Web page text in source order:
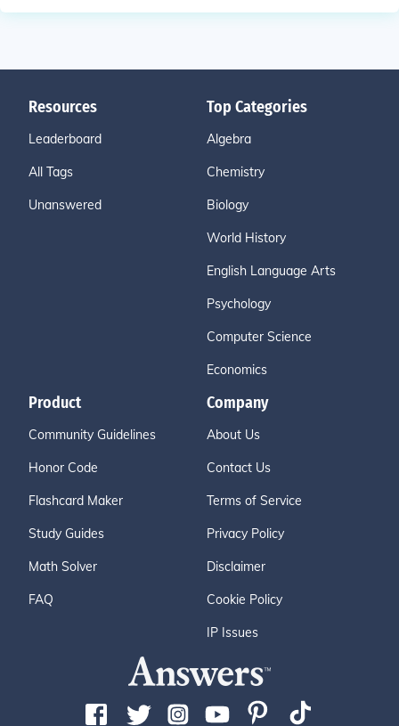
Resources
Leaderboard
All Tags
Unanswered
Top Categories
Algebra
Chemistry
Biology
World History
English Language Arts
Psychology
Computer Science
Economics
Product
Community Guidelines
Honor Code
Flashcard Maker
Study Guides
Math Solver
FAQ
Company
About Us
Contact Us
Terms of Service
Privacy Policy
Disclaimer
Cookie Policy
IP Issues